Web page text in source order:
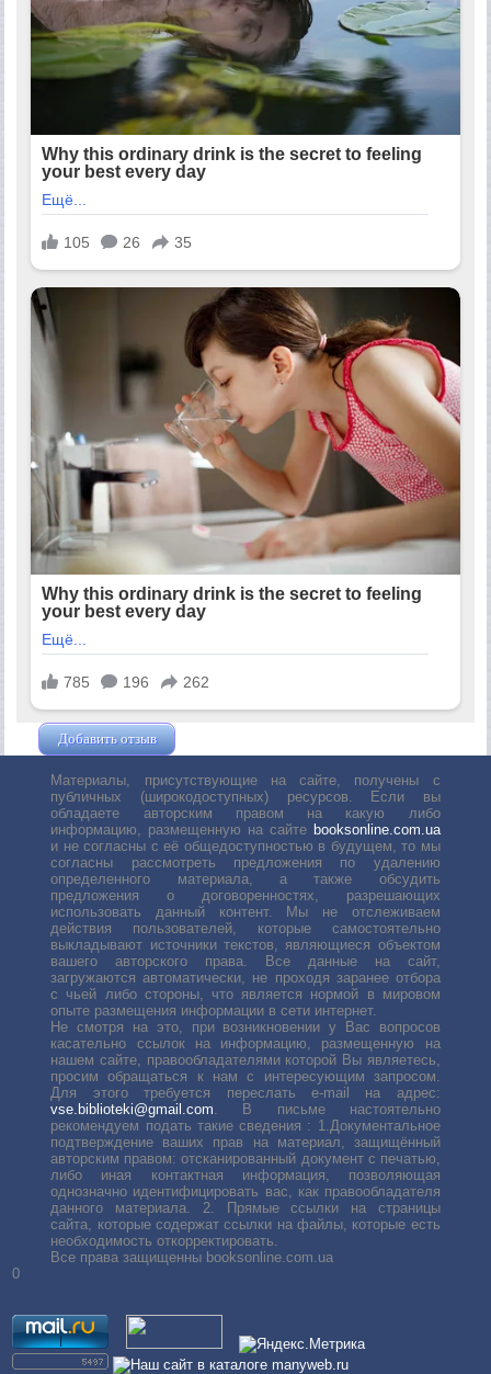
Добавить отзыв
Материалы, присутствующие на сайте, получены с
публичных (широкодоступных) ресурсов. Если вы
обладаете авторским правом на какую либо
информацию, размещенную на сайте booksonline.com.ua
и не согласны с её общедоступностью в будущем, то мы
согласны рассмотреть предложения по удалению
определенного материала, а также обсудить
предложения о договоренностях, разрешающих
использовать данный контент. Мы не отслеживаем
действия пользователей, которые самостоятельно
выкладывают источники текстов, являющиеся объектом
вашего авторского права. Все данные на сайт,
загружаются автоматически, не проходя заранее отбора
с чьей либо стороны, что является нормой в мировом
опыте размещения информации в сети интернет.
Не смотря на это, при возникновении у Вас вопросов
касательно ссылок на информацию, размещенную на
нашем сайте, правообладателями которой Вы являетесь,
просим обращаться к нам с интересующим запросом.
Для этого требуется переслать е-mail на адрес:
vse.biblioteki@gmail.com. В письме настоятельно
рекомендуем подать такие сведения : 1.Документальное
подтверждение ваших прав на материал, защищённый
авторским правом: отсканированный документ с печатью,
либо иная контактная информация, позволяющая
однозначно идентифицировать вас, как правообладателя
данного материала. 2. Прямые ссылки на страницы
сайта, которые содержат ссылки на файлы, которые есть
необходимость откорректировать.
Все права защищенны booksonline.com.ua
0